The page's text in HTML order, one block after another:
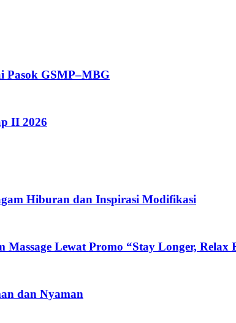
Pasok GSMP–MBG
II 2026
Hiburan dan Inspirasi Modifikasi
Lewat Promo “Stay Longer, Relax
dan Nyaman